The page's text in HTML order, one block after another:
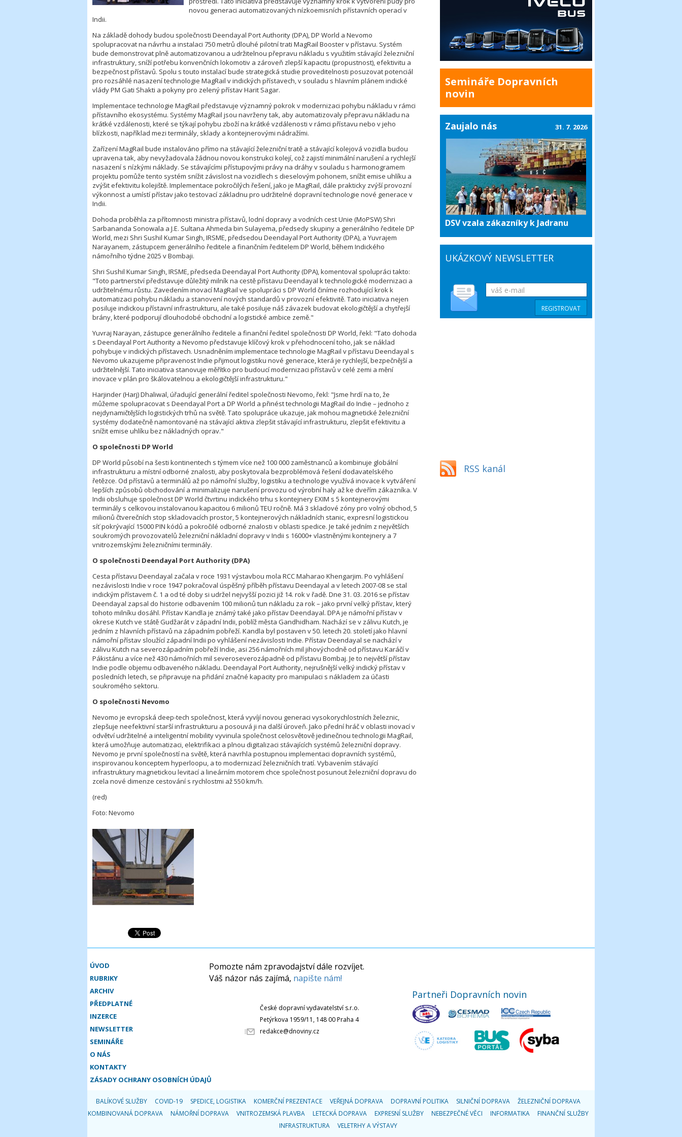
novou generaci automatizovaných nízkoemisních přístavních operací v
Indii.
Na základě dohody budou společnosti Deendayal Port Authority (DPA), DP World a Nevomo
spolupracovat na návrhu a instalaci 750 metrů dlouhé pilotní trati MagRail Booster v přístavu. Systém
bude demonstrovat plně automatizovanou a udržitelnou přepravu nákladu s využitím stávající železniční
infrastruktury, sníží potřebu konvenčních lokomotiv a zároveň zlepší kapacitu (propustnost), efektivitu a
bezpečnost přístavů. Spolu s touto instalací bude strategická studie proveditelnosti posuzovat potenciál
pro rozsáhlé nasazení technologie MagRail v indických přístavech, v souladu s hlavním plánem indické
vlády PM Gati Shakti a pokyny pro zelený přístav Harit Sagar.
Implementace technologie MagRail představuje významný pokrok v modernizaci pohybu nákladu v rámci
přístavního ekosystému. Systémy MagRail jsou navrženy tak, aby automatizovaly přepravu nákladu na
krátké vzdálenosti, které se týkají pohybu zboží na krátké vzdálenosti v rámci přístavu nebo v jeho
blízkosti, například mezi terminály, sklady a kontejnerovými nádražími.
Zařízení MagRail bude instalováno přímo na stávající železniční tratě a stávající kolejová vozidla budou
upravena tak, aby nevyžadovala žádnou novou konstrukci kolejí, což zajistí minimální narušení a rychlejší
nasazení s nízkými náklady. Se stávajícími přístupovými právy na dráhy v souladu s harmonogramem
projektu pomůže tento systém snížit závislost na vozidlech s dieselovým pohonem, snížit emise uhlíku a
zvýšit efektivitu kolejiště. Implementace pokročilých řešení, jako je MagRail, dále prakticky zvýší provozní
výkonnost a umístí přístav jako testovací základnu pro udržitelné dopravní technologie nové generace v
Indii.
Dohoda proběhla za přítomnosti ministra přístavů, lodní dopravy a vodních cest Unie (MoPSW) Shri
Sarbananda Sonowala a J.E. Sultana Ahmeda bin Sulayema, předsedy skupiny a generálního ředitele DP
World, mezi Shri Sushil Kumar Singh, IRSME, předsedou Deendayal Port Authority (DPA), a Yuvrajem
Narayanem, zástupcem generálního ředitele a finančním ředitelem DP World, během Indického
námořního týdne 2025 v Bombaji.
Shri Sushil Kumar Singh, IRSME, předseda Deendayal Port Authority (DPA), komentoval spolupráci takto:
"Toto partnerství představuje důležitý milník na cestě přístavu Deendayal k technologické modernizaci a
udržitelnému růstu. Zavedením inovací MagRail ve spolupráci s DP World činíme rozhodující krok k
automatizaci pohybu nákladu a stanovení nových standardů v provozní efektivitě. Tato iniciativa nejen
posiluje indickou přístavní infrastrukturu, ale také posiluje náš závazek budovat ekologičtější a chytřejší
brány, které podporují dlouhodobé obchodní a logistické ambice země."
Yuvraj Narayan, zástupce generálního ředitele a finanční ředitel společnosti DP World, řekl: "Tato dohoda
s Deendayal Port Authority a Nevomo představuje klíčový krok v přehodnocení toho, jak se náklad
pohybuje v indických přístavech. Usnadněním implementace technologie MagRail v přístavu Deendayal s
Nevomo ukazujeme připravenost Indie přijmout logistiku nové generace, která je rychlejší, bezpečnější a
udržitelnější. Tato iniciativa stanovuje měřítko pro budoucí modernizaci přístavů v celé zemi a mění
inovace v plán pro škálovatelnou a ekologičtější infrastrukturu."
Harjinder (Harj) Dhaliwal, úřadující generální ředitel společnosti Nevomo, řekl: "Jsme hrdí na to, že
můžeme spolupracovat s Deendayal Port a DP World a přinést technologii MagRail do Indie – jednoho z
nejdynamičtějších logistických trhů na světě. Tato spolupráce ukazuje, jak mohou magnetické železniční
systémy dodatečně namontované na stávající aktiva zlepšit stávající infrastrukturu, zlepšit efektivitu a
snížit emise uhlíku bez nákladných oprav."
O společnosti DP World
DP World působí na šesti kontinentech s týmem více než 100 000 zaměstnanců a kombinuje globální
infrastrukturu a místní odborné znalosti, aby poskytovala bezproblémová řešení dodavatelského
řetězce. Od přístavů a terminálů až po námořní služby, logistiku a technologie využívá inovace k vytváření
lepších způsobů obchodování a minimalizuje narušení provozu od výrobní haly až ke dveřím zákazníka. V
Indii obsluhuje společnost DP World čtvrtinu indického trhu s kontejnery EXIM s 5 kontejnerovými
terminály s celkovou instalovanou kapacitou 6 milionů TEU ročně. Má 3 skladové zóny pro volný obchod, 5
milionů čtverečních stop skladovacích prostor, 5 kontejnerových nákladních stanic, expresní logistickou
síť pokrývající 15000 PIN kódů a pokročilé odborné znalosti v oblasti spedice. Je také jedním z největších
soukromých provozovatelů železniční nákladní dopravy v Indii s 16000+ vlastněnými kontejnery a 7
vnitrozemskými železničními terminály.
O společnosti Deendayal Port Authority (DPA)
Cesta přístavu Deendayal začala v roce 1931 výstavbou mola RCC Maharao Khengarjim. Po vyhlášení
nezávislosti Indie v roce 1947 pokračoval úspěšný příběh přístavu Deendayal a v letech 2007-08 se stal
indickým přístavem č. 1 a od té doby si udržel nejvyšší pozici již 14. rok v řadě. Dne 31. 03. 2016 se přístav
Deendayal zapsal do historie odbavením 100 milionů tun nákladu za rok – jako první velký přístav, který
tohoto milníku dosáhl. Přístav Kandla je známý také jako přístav Deendayal. DPA je námořní přístav v
okrese Kutch ve státě Gudžarát v západní Indii, poblíž města Gandhidham. Nachází se v zálivu Kutch, je
jedním z hlavních přístavů na západním pobřeží. Kandla byl postaven v 50. letech 20. století jako hlavní
námořní přístav sloužící západní Indii po vyhlášení nezávislosti Indie. Přístav Deendayal se nachází v
zálivu Kutch na severozápadním pobřeží Indie, asi 256 námořních mil jihovýchodně od přístavu Karáčí v
Pákistánu a více než 430 námořních mil severoseverozápadně od přístavu Bombaj. Je to největší přístav
Indie podle objemu odbaveného nákladu. Deendayal Port Authority, nejrušnější velký indický přístav v
posledních letech, se připravuje na přidání značné kapacity pro manipulaci s nákladem za účasti
soukromého sektoru.
O společnosti Nevomo
Nevomo je evropská deep-tech společnost, která vyvíjí novou generaci vysokorychlostních železnic,
zlepšuje neefektivní starší infrastrukturu a posouvá ji na další úroveň. Jako přední hráč v oblasti inovací v
odvětví udržitelné a inteligentní mobility vyvinula společnost celosvětově jedinečnou technologii MagRail,
která umožňuje automatizaci, elektrifikaci a plnou digitalizaci stávajících systémů železniční dopravy.
Nevomo je první společností na světě, která navrhla postupnou implementaci dopravních systémů,
inspirovanou konceptem hyperloopu, a to modernizací železničních tratí. Vybavením stávající
infrastruktury magnetickou levitací a lineárním motorem chce společnost posunout železniční dopravu do
zcela nové dimenze cestování s rychlostmi až 550 km/h.
(red)
Foto: Nevomo
Semináře Dopravních
novin
Zaujalo nás
DSV vzala zákazníky k Jadranu
31. 7. 2026
UKÁZKOVÝ NEWSLETTER
RSS kanál
ÚVOD
RUBRIKY
ARCHIV
PŘEDPLATNÉ
INZERCE
NEWSLETTER
SEMINÁŘE
O NÁS
KONTAKTY
ZÁSADY OCHRANY OSOBNÍCH ÚDAJŮ
Pomozte nám zpravodajství dále rozvíjet.
Váš názor nás zajímá, napište nám!
České dopravní vydavatelství s.r.o.
Petýrkova 1959/11, 148 00 Praha 4
redakce@dnoviny.cz
Partneři Dopravních novin
BALÍKOVÉ SLUŽBY COVID-19 SPEDICE, LOGISTIKA KOMERČNÍ PREZENTACE VEŘEJNÁ DOPRAVA DOPRAVNÍ POLITIKA SILNIČNÍ DOPRAVA
ŽELEZNIČNÍ DOPRAVA
KOMBINOVANÁ DOPRAVA
NÁMOŘNÍ DOPRAVA VNITROZEMSKÁ PLAVBA LETECKÁ DOPRAVA EXPRESNÍ SLUŽBY NEBEZPEČNÉ VĚCI INFORMATIKA
FINANČNÍ SLUŽBY
INFRASTRUKTURA
VELETRHY A VÝSTAVY